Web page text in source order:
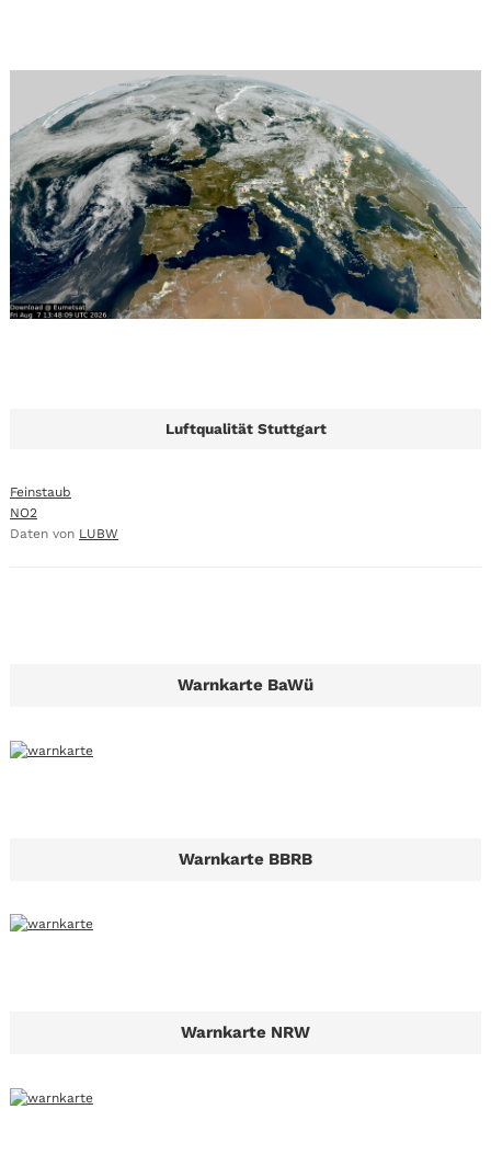
Luftqualität Stuttgart
Feinstaub
NO2
Daten von LUBW
Warnkarte BaWü
Warnkarte BBRB
Warnkarte NRW